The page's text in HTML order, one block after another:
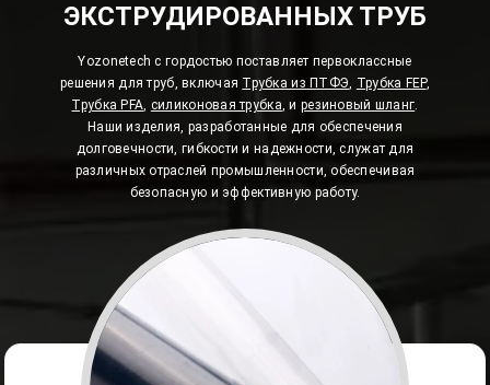
ЭКСТРУДИРОВАННЫХ ТРУБ
Yozonetech с гордостью поставляет первоклассные
решения для труб, включая Трубка из ПТФЭ, Трубка FEP,
Трубка PFA, силиконовая трубка, ирезиновый шланг.
Наши изделия, разработанные для обеспечения
долговечности, гибкости и надежности, служат для
различных отраслей промышленности, обеспечивая
безопасную и эффективную работу.